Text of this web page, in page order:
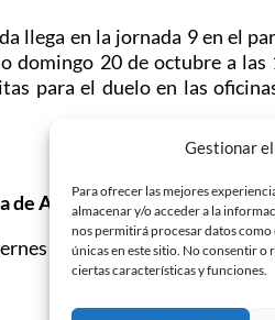
Gestionar
Para ofrecer las mejores
almacenar y/o acceder a la
nos permitirá procesar datos
únicas en este sitio. No consentir
ciertas características y funciones.
llega en la jornada 9 en el
domingo 20 de octubre a
para el duelo en las
de Atención al Socio es el
de 10h a 14h y de 16h a